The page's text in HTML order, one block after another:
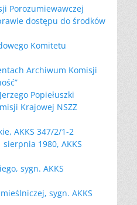
Porozumiewawczej
dostępu do środków
Komitetu
Archiwum Komisji
Popiełuszki
Krajowej NSZZ
AKKS 347/2/1-2
1980, AKKS
sygn. AKKS
sygn. AKKS